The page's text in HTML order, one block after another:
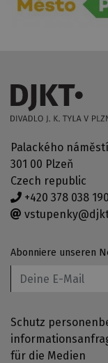
Palackého
301 00 Plzeň
Czech republic
+420 378 038 190
Abonniere unseren
Schutz
für die Medien